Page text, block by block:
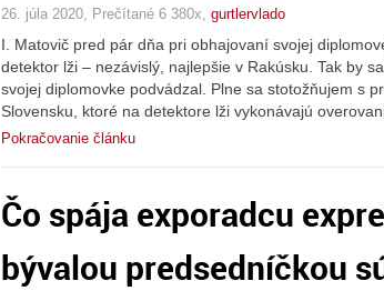
26. júla 2020, Prečítané 6 380x, gurtlervlado
I. Matovič pred pár dňa pri obhajovaní svojej
detektor lži – nezávislý, najlepšie v Rakúsku. Tak by
svojej diplomovke podvádzal. Plne sa stotožňujem s
Slovensku, ktoré na detektore lži vykonávajú
Pokračovanie článku
Čo spája exporadcu
bývalou predsedníčkou